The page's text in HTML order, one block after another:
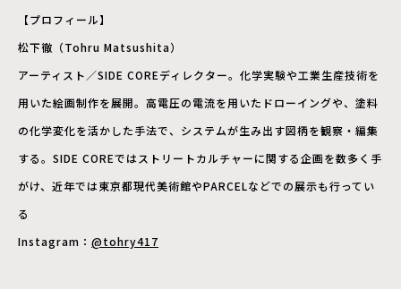
【プロフィール】
松下徹（Tohru Matsushita）
アーティスト／SIDE COREディレクター。化学実験や工業生産技術を
用いた絵画制作を展開。高電圧の電流を用いたドローイングや、塗料
の化学変化を活かした手法で、システムが生み出す図柄を観察・編集
する。SIDE COREではストリートカルチャーに関する企画を数多く手
がけ、近年では東京都現代美術館やPARCELなどでの展示も行ってい
る
Instagram： @tohry417